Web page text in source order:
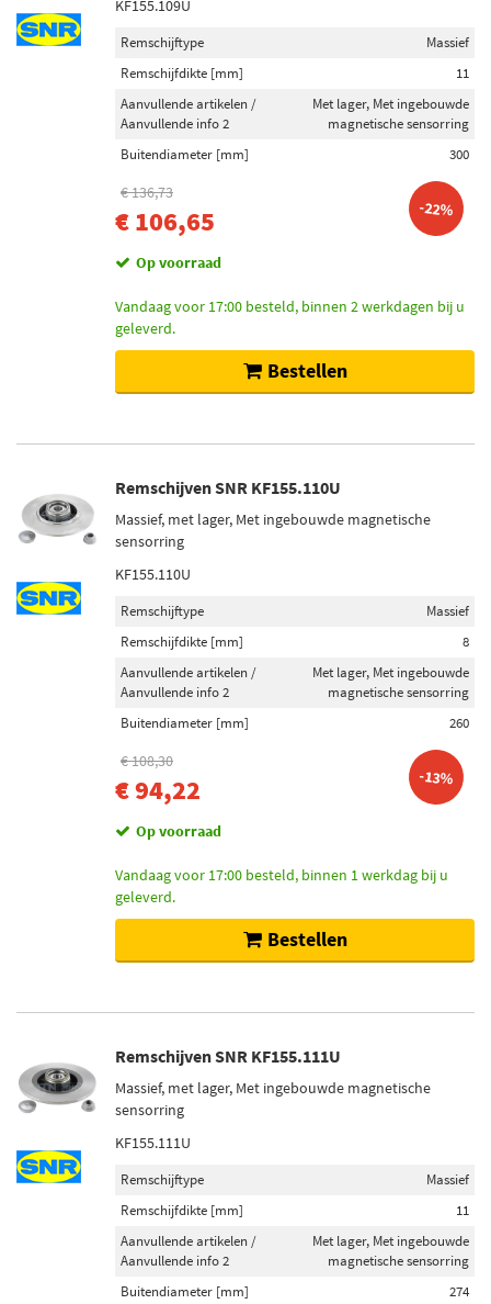
KF155.109U
Remschijftype
Massief
Remschijfdikte [mm]
11
Aanvullende artikelen /
Aanvullende info 2
Met lager, Met ingebouwde
magnetische sensorring
Buitendiameter [mm]
300
€ 136,73
€ 106,65 -22%
Op voorraad
Vandaag voor 17:00 besteld, binnen 2 werkdagen bij u
geleverd.
Bestellen
Remschijven SNR KF155.110U
Massief, met lager, Met ingebouwde magnetische
sensorring
KF155.110U
Remschijftype
Massief
Remschijfdikte [mm]
8
Aanvullende artikelen /
Aanvullende info 2
Met lager, Met ingebouwde
magnetische sensorring
Buitendiameter [mm]
260
€ 108,30
€ 94,22 -13%
Op voorraad
Vandaag voor 17:00 besteld, binnen 1 werkdag bij u
geleverd.
Bestellen
Remschijven SNR KF155.111U
Massief, met lager, Met ingebouwde magnetische
sensorring
KF155.111U
Remschijftype
Massief
Remschijfdikte [mm]
11
Aanvullende artikelen /
Aanvullende info 2
Met lager, Met ingebouwde
magnetische sensorring
Buitendiameter [mm]
274